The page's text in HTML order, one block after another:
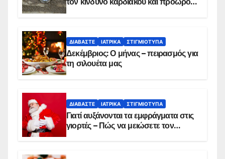
ΔΙΑΒΆΣΤΕ ΙΑΤΡΙΚΆ ΣΤΙΓΜΙΌΤΥΠΑ
Δεκέμβριος: Ο μήνας – πειρασμός για
τη σιλουέτα μας
ΔΙΑΒΆΣΤΕ ΙΑΤΡΙΚΆ ΣΤΙΓΜΙΌΤΥΠΑ
Γιατί αυξάνονται τα εμφράγματα στις
γιορτές – Πώς να μειώσετε τον